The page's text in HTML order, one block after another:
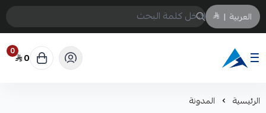
العربية |
Arabtechksa
0 0
الرئيسية المدونة